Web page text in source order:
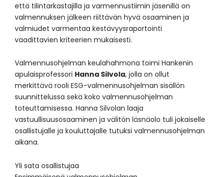
että tilintarkastajilla ja varmennustiimin jäsenillä on
valmennuksen jälkeen riittävän hyvä osaaminen ja
valmiudet varmentaa kestävyysraportointi
vaadittavien kriteerien mukaisesti.
Valmennusohjelman keulahahmona toimi Hankenin
apulaisprofessori Hanna Silvola, jolla on ollut
merkittävä rooli ESG-valmennusohjelman sisällön
suunnittelussa sekä koko valmennusohjelman
toteuttamisessa. Hanna Silvolan laaja
vastuullisuusosaaminen ja välitön läsnäolo tuli jokaiselle
osallistujalle ja kouluttajalle tutuksi valmennusohjelman
aikana.
Yli sata osallistujaa